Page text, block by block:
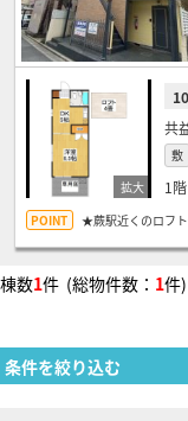
敷
1階
★蕨駅近くのロフ
棟数1件 (総物件数： 1件)
条件を絞り込む